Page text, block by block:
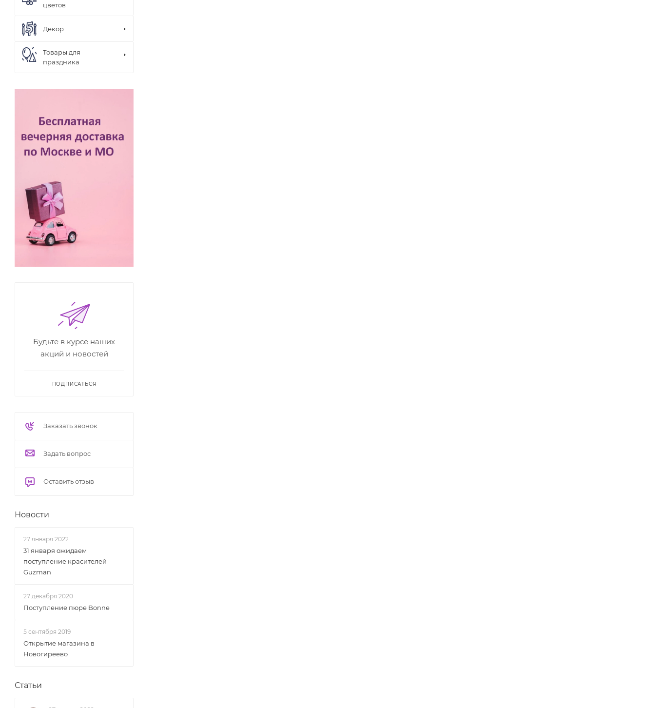
цветов
Декор
Товары для
праздника
Будьте в курсе наших
акций и новостей
ПОДПИСАТЬСЯ
Заказать звонок
Задать вопрос
Оставить отзыв
Новости
27 января 2022
31 января ожидаем
поступление красителей
Guzman
27 декабря 2020
Поступление пюре Bonne
5 сентября 2019
Открытие магазина в
Новогиреево
Статьи